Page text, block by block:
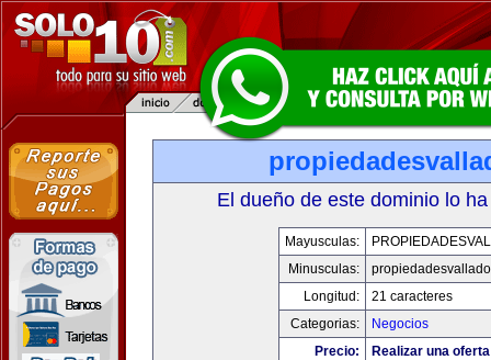
El dueño de este dominio lo
Mayusculas:
Minusculas:
Longitud:
21 caracteres
Categorias:
Negocios
Precio:
Realizar una